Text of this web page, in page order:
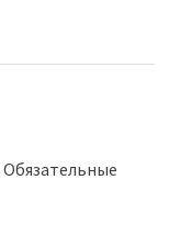
Обязательные